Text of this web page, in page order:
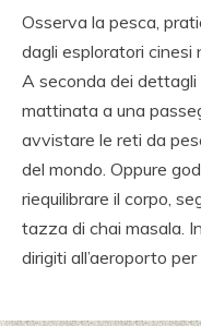
Osserva la pesca,
dagli esploratori cinesi
A seconda dei
mattinata a una
avvistare le reti da
del mondo. Oppure
riequilibrare il corpo,
tazza di chai masala.
dirigiti all’aeroporto